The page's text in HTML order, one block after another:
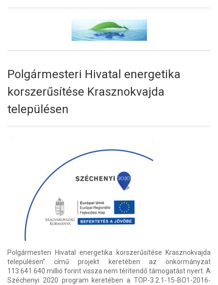
Polgármesteri Hivatal energetika
korszerűsítése Krasznokvajda
településen
Polgármesteri Hivatal energetika korszerűsítése Krasznokvajda
településen” című projekt keretében az önkormányzat
113.641.640 millió forint vissza nem térítendő támogatást nyert. A
Széchenyi 2020 program keretében a TOP-3.2.1-15-BO1-2016-